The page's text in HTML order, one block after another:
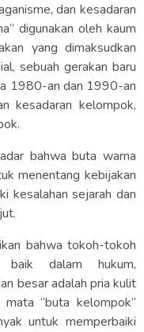
dan kesadaran
digunakan oleh kaum
yang dimaksudkan
sebuah gerakan baru
1980-an dan 1990-an
kesadaran kelompok,
bahwa buta warna
menentang kebijakan
kesalahan sejarah dan
bahwa tokoh-tokoh
dalam hukum,
besar adalah pria kulit
“buta kelompok”
untuk memperbaiki